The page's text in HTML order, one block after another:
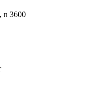
n 3600